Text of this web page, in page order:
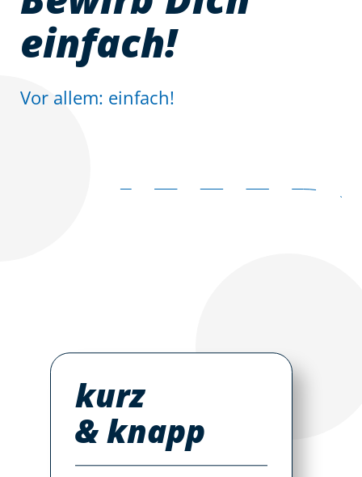
einfach!
Vor allem: einfach!
kurz
& knapp